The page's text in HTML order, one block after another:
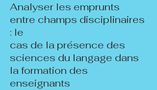
Analyser les emprunts
entre champs disciplinaires
: le
cas de la présence des
sciences du langage dans
la formation des
enseignants